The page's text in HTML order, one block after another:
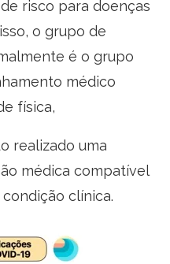
risco para doenças
o grupo de
é o grupo
médico
física,
realizado uma
médica compatível
clínica.